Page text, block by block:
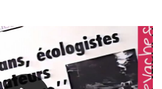
lancer la lecture et cliquer sur l'icône
l’Alliance Paysans-Ecologistes-